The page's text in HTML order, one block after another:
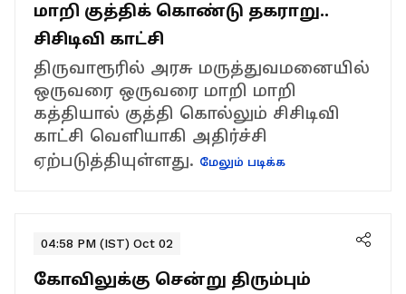
மாறி குத்திக் கொண்டு தகராறு..
சிசிடிவி காட்சி
திருவாரூரில் அரசு மருத்துவமனையில்
ஒருவரை ஒருவரை மாறி மாறி
கத்தியால் குத்தி கொல்லும் சிசிடிவி
காட்சி வெளியாகி அதிர்ச்சி
ஏற்படுத்தியுள்ளது. மேலும் படிக்க
04:58 PM (IST) Oct 02
கோவிலுக்கு சென்று திரும்பும்